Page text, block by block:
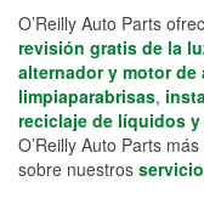
O’Reilly Auto Parts
revisión gratis de la
alternador y motor de
limpiaparabrisas,
reciclaje de líquidos
O’Reilly Auto Parts
sobre nuestros